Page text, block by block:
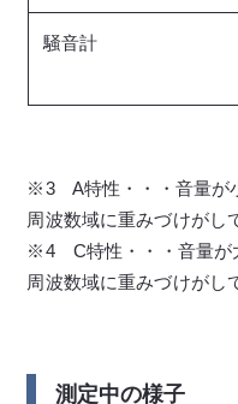
騒音計
※3 A特性・・・音量が
周波数域に重みづけがし
※4 C特性・・・音量が
周波数域に重みづけがし
測定中の様子